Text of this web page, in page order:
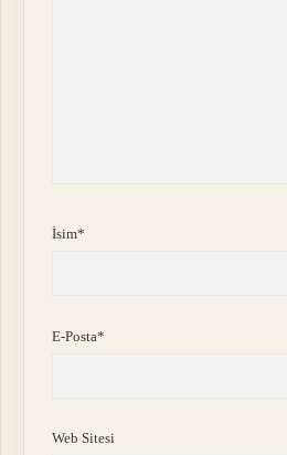
İsim*
E-Posta*
Web Sitesi